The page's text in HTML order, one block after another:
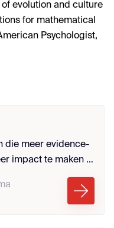
of evolution and culture
for mathematical
Psychologist,
die meer evidence-
impact te maken in
wilt ontwikkelen tot